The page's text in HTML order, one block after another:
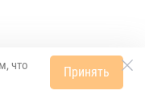
что
Принять